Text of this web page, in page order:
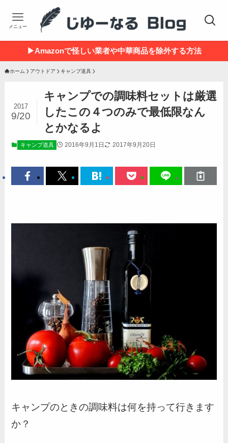
メニュー
▶Amazonで怪しい業者や中華商品を除外する方法
ホーム アウトドア キャンプ道具
キャンプでの調味料セットは厳選
したこの４つのみで最低限なん
とかなるよ
2017
9/20
キャンプ道具 2016年9月1日 2017年9月20日
キャンプのときの調味料は何を持って行きます
か？